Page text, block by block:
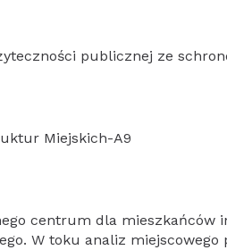
publicznej ze
Miejskich-A9
centrum dla mieszkańców
W toku analiz miejscowego